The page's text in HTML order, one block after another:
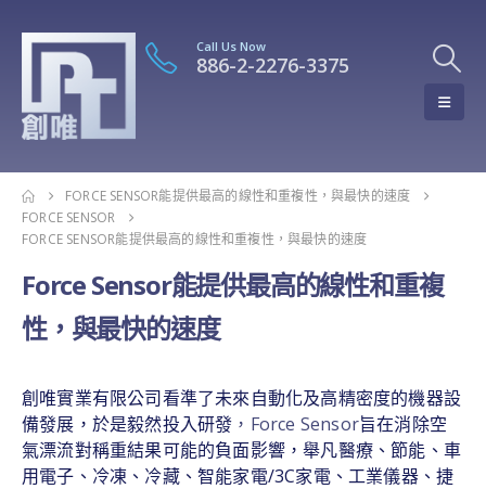
Call Us Now
886-2-2276-3375
FORCE SENSOR能提供最高的線性和重複性，與最快的速度
FORCE SENSOR
FORCE SENSOR能提供最高的線性和重複性，與最快的速度
Force Sensor能提供最高的線性和重複
性，與最快的速度
創唯實業有限公司看準了未來自動化及高精密度的機器設
備發展，於是毅然投入研發 ，Force Sensor旨在消除空
氣漂流對稱重結果可能的負面影響，舉凡醫療、節能、車
用電子、冷凍、冷藏、智能家電/3C家電、工業儀器、捷